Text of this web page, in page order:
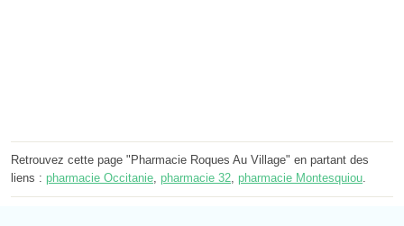
Retrouvez cette page "Pharmacie Roques Au Village" en partant des
liens : pharmacie Occitanie, pharmacie 32, pharmacie Montesquiou.